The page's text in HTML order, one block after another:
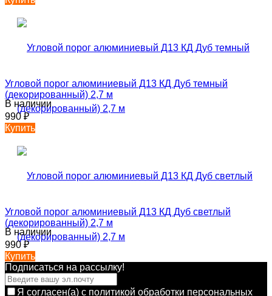
Угловой порог алюминиевый Д13 КД Дуб темный
(декорированный) 2,7 м
В наличии
990 ₽
Купить
Угловой порог алюминиевый Д13 КД Дуб светлый
(декорированный) 2,7 м
В наличии
990 ₽
Купить
Подписаться на рассылкy!
Я согласен(a) с политикой обработки персональных